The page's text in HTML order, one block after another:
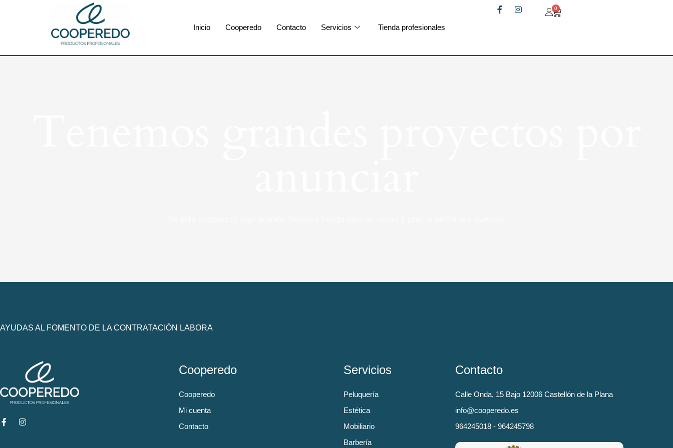
Inicio Cooperedo Contacto Servicios Tienda profesionales
0
AYUDAS AL FOMENTO DE LA CONTRATACIÓN LABORA
Cooperedo
Cooperedo
Mi cuenta
Contacto
Servicios
Peluquería
Estética
Mobiliario
Barbería
Contacto
Calle Onda, 15 Bajo 12006 Castellón de la Plana
info@cooperedo.es
964245018 - 964245798